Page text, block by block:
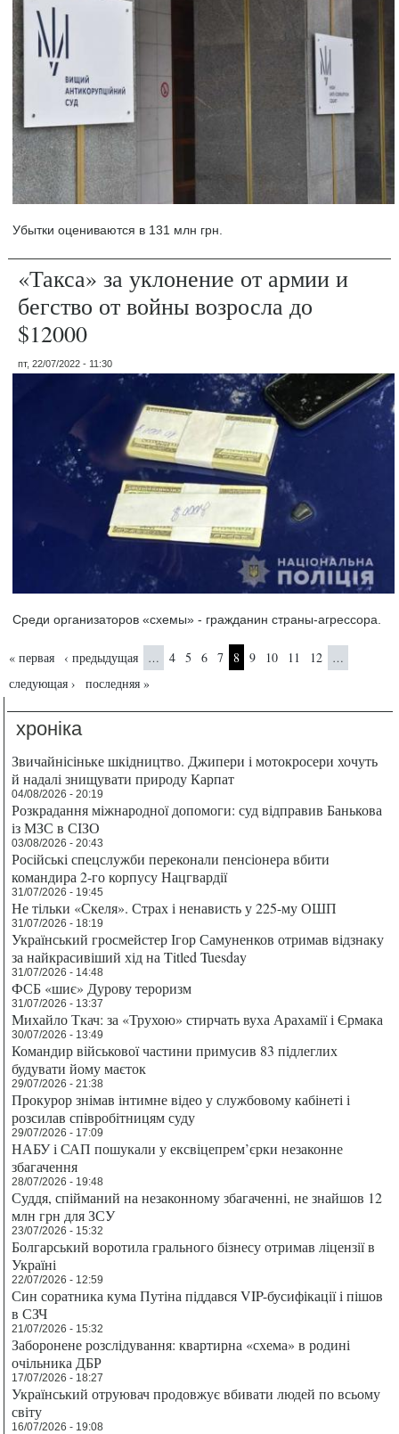
Убытки оцениваются в 131 млн грн.
«Такса» за уклонение от армии и
бегство от войны возросла до
$12000
пт, 22/07/2022 - 11:30
Среди организаторов «схемы» - гражданин страны-агрессора.
Страницы
« первая ‹ предыдущая … 4 5 6 7 8 9 10 11 12 …
следующая › последняя »
хроніка
Звичайнісіньке шкідництво. Джипери і мотокросери хочуть
й надалі знищувати природу Карпат
04/08/2026 - 20:19
Розкрадання міжнародної допомоги: суд відправив Банькова
із МЗС в СІЗО
03/08/2026 - 20:43
Російські спецслужби переконали пенсіонера вбити
командира 2-го корпусу Нацгвардії
31/07/2026 - 19:45
Не тільки «Скеля». Страх і ненависть у 225-му ОШП
31/07/2026 - 18:19
Український гросмейстер Ігор Самуненков отримав відзнаку
за найкрасивіший хід на Titled Tuesday
31/07/2026 - 14:48
ФСБ «шиє» Дурову тероризм
31/07/2026 - 13:37
Михайло Ткач: за «Трухою» стирчать вуха Арахамії і Єрмака
30/07/2026 - 13:49
Командир військової частини примусив 83 підлеглих
будувати йому маєток
29/07/2026 - 21:38
Прокурор знімав інтимне відео у службовому кабінеті і
розсилав співробітницям суду
29/07/2026 - 17:09
НАБУ і САП пошукали у ексвіцепрем’єрки незаконне
збагачення
28/07/2026 - 19:48
Суддя, спійманий на незаконному збагаченні, не знайшов 12
млн грн для ЗСУ
23/07/2026 - 15:32
Болгарський воротила грального бізнесу отримав ліцензії в
Україні
22/07/2026 - 12:59
Син соратника кума Путіна піддався VIP-бусифікації і пішов
в СЗЧ
21/07/2026 - 15:32
Заборонене розслідування: квартирна «схема» в родині
очільника ДБР
17/07/2026 - 18:27
Український отруювач продовжує вбивати людей по всьому
світу
16/07/2026 - 19:08